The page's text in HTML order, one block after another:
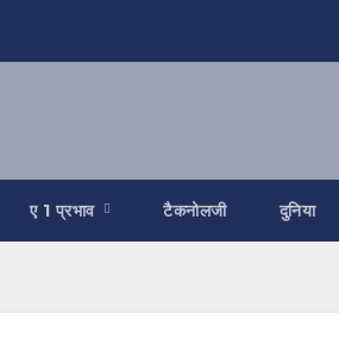
ए 1 प्रभाव टैकनोलजी दुनिया